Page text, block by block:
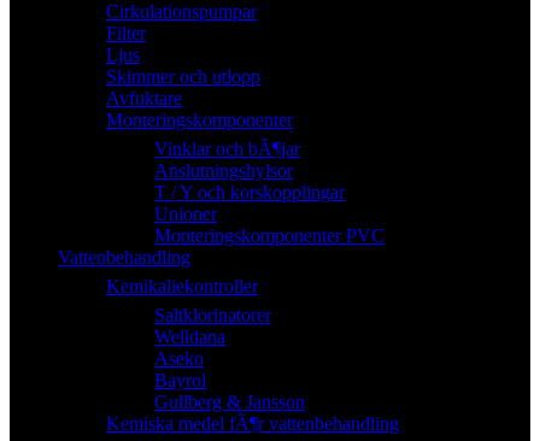
Cirkulationspumpar
Filter
Ljus
Skimmer och utlopp
Avfuktare
Monteringskomponenter
Vinklar och bÃ¶jar
Anslutningshylsor
T / Y och korskopplingar
Unioner
Monteringskomponenter PVC
Vattenbehandling
Kemikaliekontroller
Saltklorinatorer
Welldana
Aseko
Bayrol
Gullberg & Jansson
Kemiska medel fÃ¶r vattenbehandling